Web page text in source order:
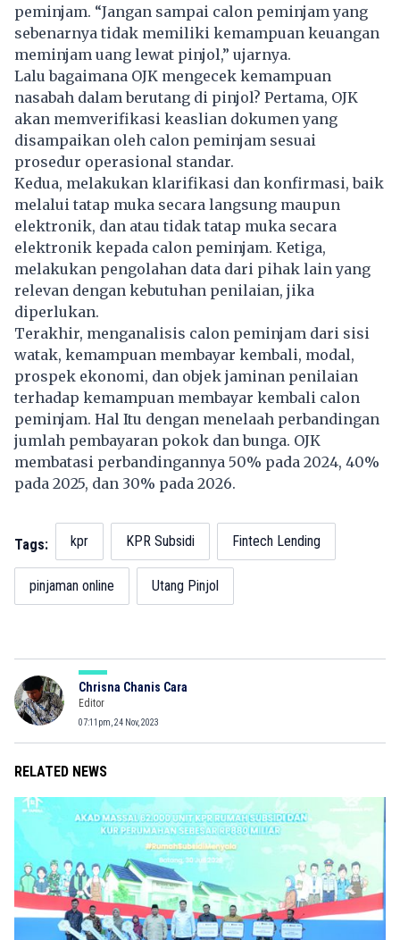
peminjam. “Jangan sampai calon peminjam yang
sebenarnya tidak memiliki kemampuan keuangan
meminjam uang lewat pinjol,” ujarnya.
Lalu bagaimana OJK mengecek kemampuan
nasabah dalam berutang di pinjol? Pertama, OJK
akan memverifikasi keaslian dokumen yang
disampaikan oleh calon peminjam sesuai
prosedur operasional standar.
Kedua, melakukan klarifikasi dan konfirmasi, baik
melalui tatap muka secara langsung maupun
elektronik, dan atau tidak tatap muka secara
elektronik kepada calon peminjam. Ketiga,
melakukan pengolahan data dari pihak lain yang
relevan dengan kebutuhan penilaian, jika
diperlukan.
Terakhir, menganalisis calon peminjam dari sisi
watak, kemampuan membayar kembali, modal,
prospek ekonomi, dan objek jaminan penilaian
terhadap kemampuan membayar kembali calon
peminjam. Hal Itu dengan menelaah perbandingan
jumlah pembayaran pokok dan bunga. OJK
membatasi perbandingannya 50% pada 2024, 40%
pada 2025, dan 30% pada 2026.
Tags: kpr KPR Subsidi Fintech Lending
pinjaman online Utang Pinjol
Chrisna Chanis Cara
Editor
07:11pm, 24 Nov, 2023
RELATED NEWS